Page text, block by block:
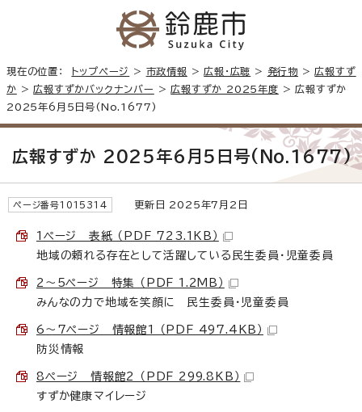
現在の位置： トップページ > 市政情報 >広報・広聴 > 発行物 >広報すず
か >広報すずかバックナンバー >広報すずか 2025年度 > 広報すずか
2025年6月5日号(No.1677)
広報すずか 2025年6月5日号(No.1677)
ページ番号1015314 更新日 2025年7月2日
1ページ 表紙 （PDF 723.1KB）
地域の頼れる存在として活躍している民生委員・児童委員
2～5ページ 特集 （PDF 1.2MB）
みんなの力で地域を笑顔に 民生委員・児童委員
6～7ページ 情報館1 （PDF 497.4KB）
防災情報
8ページ 情報館2 （PDF 299.8KB）
すずか健康マイレージ